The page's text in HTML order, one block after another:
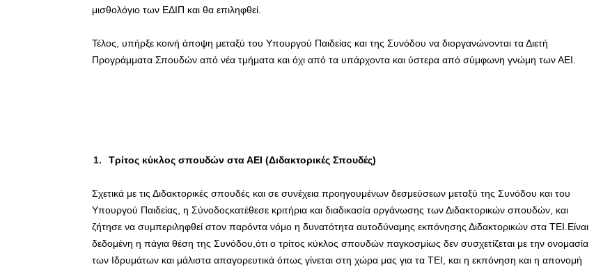
μισθολόγιο των ΕΔΙΠ και θα επιληφθεί.
Τέλος, υπήρξε κοινή άποψη μεταξύ του Υπουργού Παιδείας και της Συνόδου να διοργανώνονται τα Διετή
Προγράμματα Σπουδών από νέα τμήματα και όχι από τα υπάρχοντα και ύστερα από σύμφωνη γνώμη των ΑΕΙ.
Τρίτος κύκλος σπουδών στα ΑΕΙ (Διδακτορικές Σπουδές)
Σχετικά με τις Διδακτορικές σπουδές και σε συνέχεια προηγουμένων δεσμεύσεων μεταξύ της Συνόδου και του
Υπουργού Παιδείας, η Σύνοδοςκατέθεσε κριτήρια και διαδικασία οργάνωσης των Διδακτορικών σπουδών, και
ζήτησε να συμπεριληφθεί στον παρόντα νόμο η δυνατότητα αυτοδύναμης εκπόνησης Διδακτορικών στα ΤΕΙ.Είναι
δεδομένη η πάγια θέση της Συνόδου,ότι ο τρίτος κύκλος σπουδών παγκοσμίως δεν συσχετίζεται με την ονομασία
των Ιδρυμάτων και μάλιστα απαγορευτικά όπως γίνεται στη χώρα μας για τα ΤΕΙ, και η εκπόνηση και η απονομή